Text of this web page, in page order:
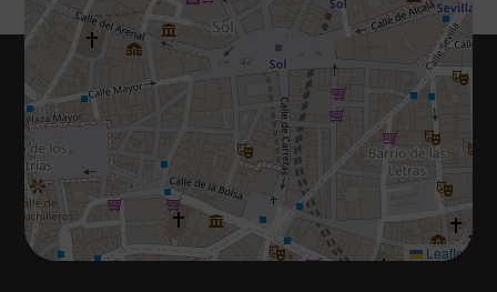
Leaflet